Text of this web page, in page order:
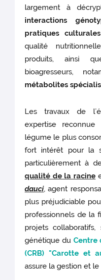
largement à
interactions
pratiques culturales
qualité
produits, ainsi
bioagresseurs,
métabolites
Les travaux de
expertise
légume le plus
fort intérêt pour la
particulièrement à
qualité de la racine
dauci, agent
plus préjudiciable
professionnels de la
projets collaboratifs,
génétique du Centre
(CRB) "Carotte et
assure la gestion et le